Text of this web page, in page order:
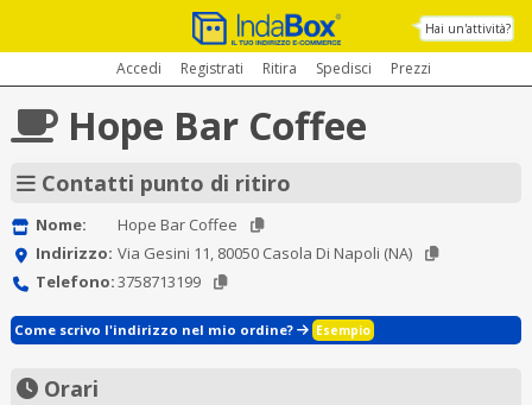
Hai un'attività?
Accedi Registrati Ritira Spedisci Prezzi
Hope Bar Coffee
Contatti punto di ritiro
Nome:
Hope Bar Coffee
Indirizzo: Via Gesini 11, 80050 Casola Di Napoli (NA)
Telefono:3758713199
Come scrivo l'indirizzo nel mio ordine? Esempio
Orari